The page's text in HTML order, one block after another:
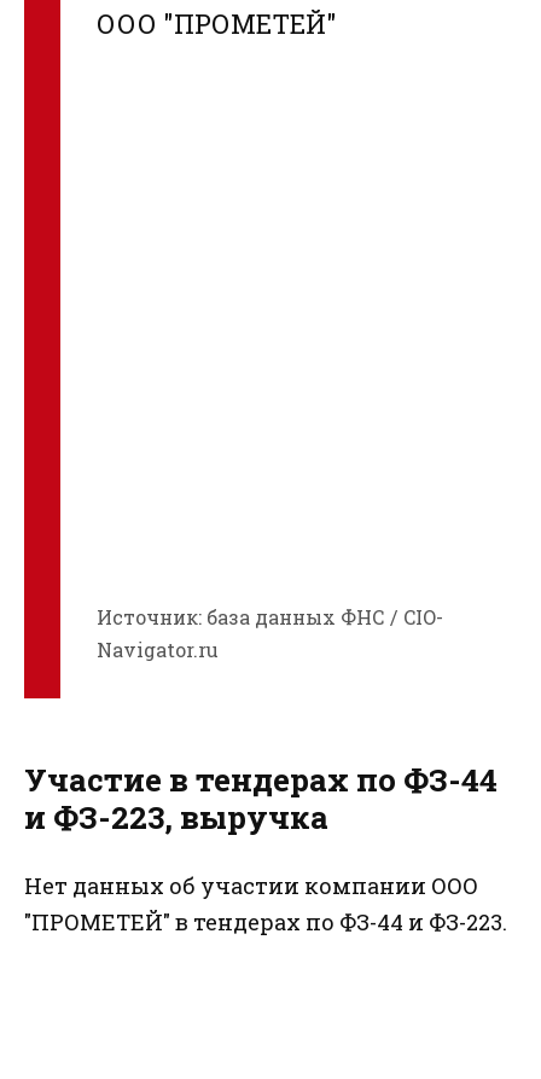
ООО "ПРОМЕТЕЙ"
Источник: база данных ФНС / CIO-
Navigator.ru
Участие в тендерах по ФЗ-44
и ФЗ-223, выручка
Нет данных об участии компании ООО
"ПРОМЕТЕЙ" в тендерах по ФЗ-44 и ФЗ-223.